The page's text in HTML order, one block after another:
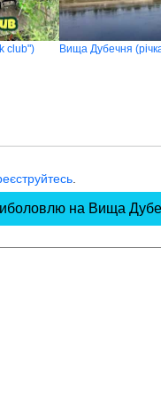
club") Вища Дубечня
на Вища